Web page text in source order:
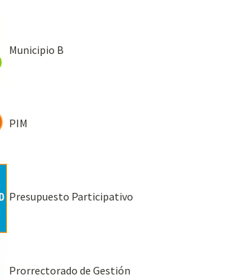
Municipio B
PIM
Presupuesto Participativo
Prorrectorado de Gestión